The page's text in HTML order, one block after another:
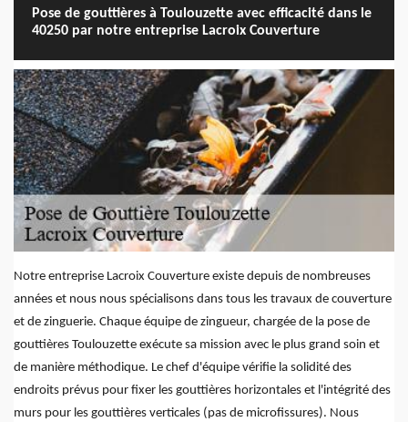
Pose de gouttières à Toulouzette avec efficacité dans le
40250 par notre entreprise Lacroix Couverture
Notre entreprise Lacroix Couverture existe depuis de nombreuses
années et nous nous spécialisons dans tous les travaux de couverture
et de zinguerie. Chaque équipe de zingueur, chargée de la pose de
gouttières Toulouzette exécute sa mission avec le plus grand soin et
de manière méthodique. Le chef d'équipe vérifie la solidité des
endroits prévus pour fixer les gouttières horizontales et l'intégrité des
murs pour les gouttières verticales (pas de microfissures). Nous